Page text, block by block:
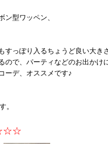
型ワッペン、
っぽり入るちょうど良い大きさ
で、パーティなどのお出かけ
ーデ、オススメです♪
。
☆☆☆